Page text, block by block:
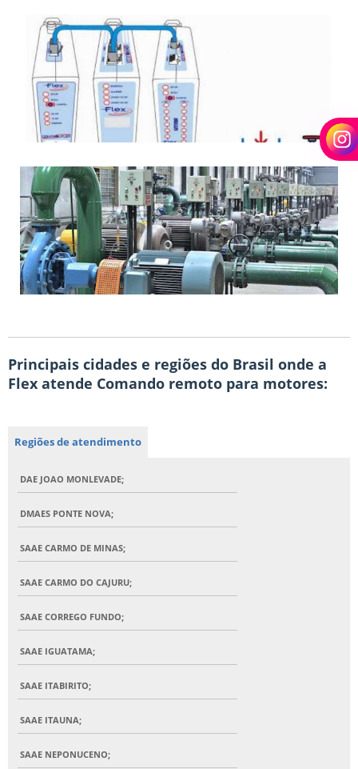
Principais cidades e regiões do Brasil onde a
Flex atende Comando remoto para motores:
Regiões de atendimento
DAE JOAO MONLEVADE;
DMAES PONTE NOVA;
SAAE CARMO DE MINAS;
SAAE CARMO DO CAJURU;
SAAE CORREGO FUNDO;
SAAE IGUATAMA;
SAAE ITABIRITO;
SAAE ITAUNA;
SAAE NEPONUCENO;